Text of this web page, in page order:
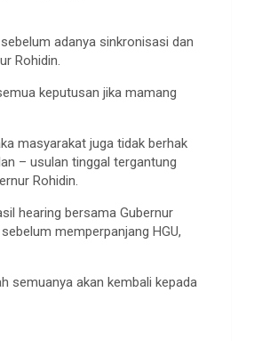
adanya sinkronisasi dan
Rohidin.
keputusan jika mamang
masyarakat juga tidak berhak
– usulan tinggal tergantung
Rohidin.
hearing bersama Gubernur
memperpanjang HGU,
semuanya akan kembali kepada